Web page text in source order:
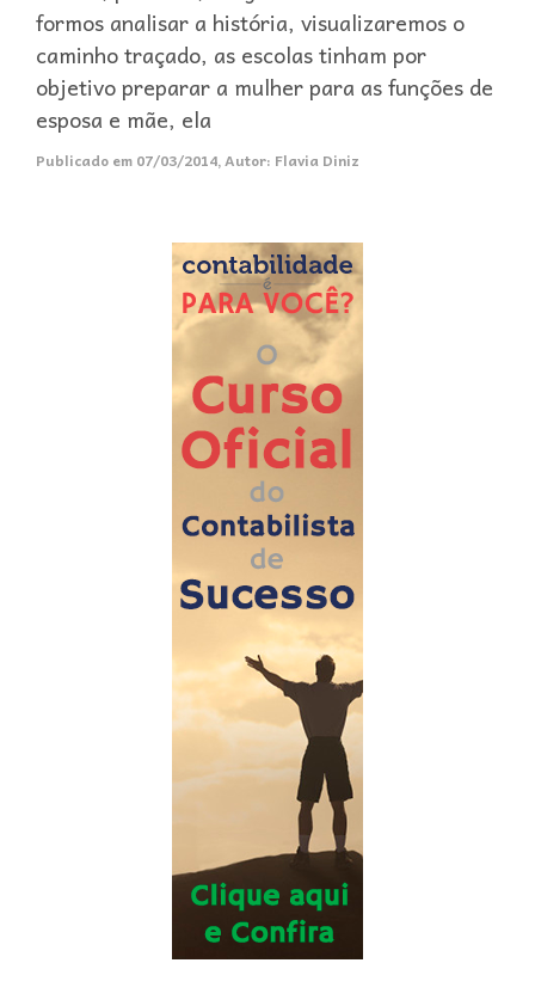
formos analisar a história, visualizaremos o
caminho traçado, as escolas tinham por
objetivo preparar a mulher para as funções de
esposa e mãe, ela
Publicado em 07/03/2014,Autor: Flavia Diniz